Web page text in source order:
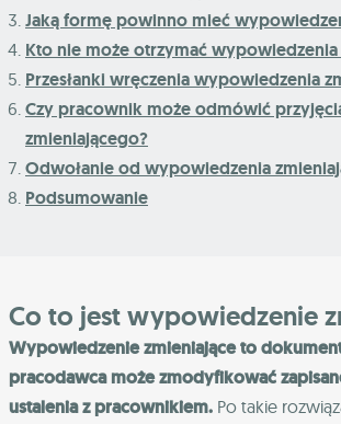
Jaką formę powinno mieć
Kto nie może otrzymać
Przesłanki wręczenia wypowiedzenia
Czy pracownik może odmówić
zmieniającego?
Odwołanie od wypowiedzenia
Podsumowanie
Co to jest wypowiedzenie
Wypowiedzenie zmieniające to
pracodawca może zmodyfikować
ustalenia z pracownikiem. Po takie